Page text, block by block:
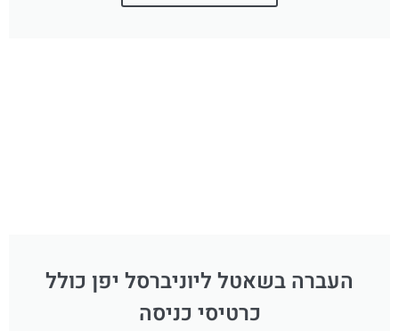
העברה בשאטל ליוניברסל יפן כולל
כרטיסי כניסה